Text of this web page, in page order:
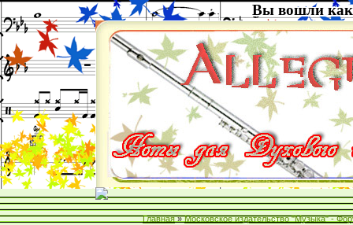
Вы вошли как
Главная » Московское издательство "Музыка" -